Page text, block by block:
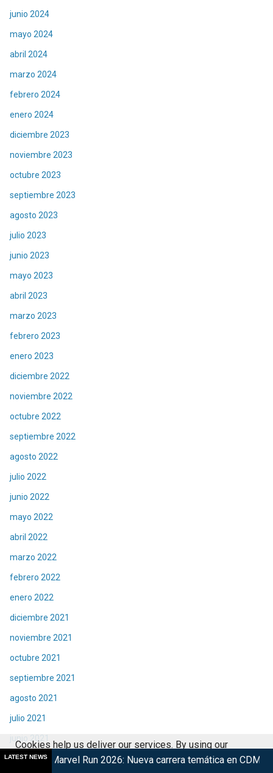
junio 2024
mayo 2024
abril 2024
marzo 2024
febrero 2024
enero 2024
diciembre 2023
noviembre 2023
octubre 2023
septiembre 2023
agosto 2023
julio 2023
junio 2023
mayo 2023
abril 2023
marzo 2023
febrero 2023
enero 2023
diciembre 2022
noviembre 2022
octubre 2022
septiembre 2022
agosto 2022
julio 2022
junio 2022
mayo 2022
abril 2022
marzo 2022
febrero 2022
enero 2022
diciembre 2021
noviembre 2021
octubre 2021
septiembre 2021
agosto 2021
julio 2021
mayo 2021
LATEST NEWS
2026: Nueva carrera temática en CDMX Retorna The
Cookies help us deliver our services. By using our
services, you agree to our use of cookies.
Got it